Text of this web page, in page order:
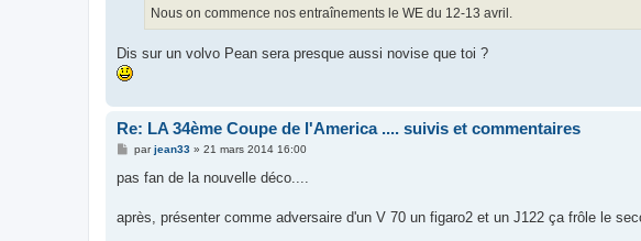
Nous on commence nos entraînements le WE du 12-13 avril.
Dis sur un volvo Pean sera presque aussi novise que toi ?
Re: LA 34ème Coupe de l'America .... suivis et commentaires
M
s
g
parjean33» 21 mars 2014 16:00
pas fan de la nouvelle déco....
après, présenter comme adversaire d'un V 70 un figaro2 et un J122 ça frôle le